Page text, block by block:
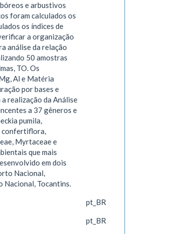
e arbustivos
foram calculados os
os índices de
a organização
análise da relação
50 amostras
TO. Os
Al e Matéria
por bases e
realização da Análise
a 37 gêneros e
pumila,
confertiflora,
Myrtaceae e
que mais
em dois
Nacional,
Nacional, Tocantins.
pt_BR
pt_BR